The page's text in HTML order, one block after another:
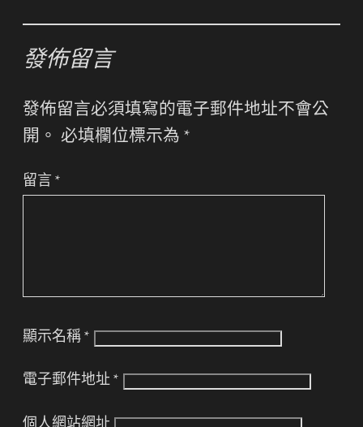
發佈留言
發佈留言必須填寫的電子郵件地址不會公
開。 必填欄位標示為 *
留言 *
顯示名稱 *
電子郵件地址 *